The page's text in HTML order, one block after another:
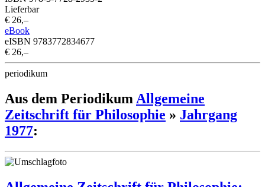
Lieferbar
€ 26,–
eBook
eISBN 9783772834677
€ 26,–
periodikum
Aus dem Periodikum Allgemeine
Zeitschrift für Philosophie » Jahrgang
1977: